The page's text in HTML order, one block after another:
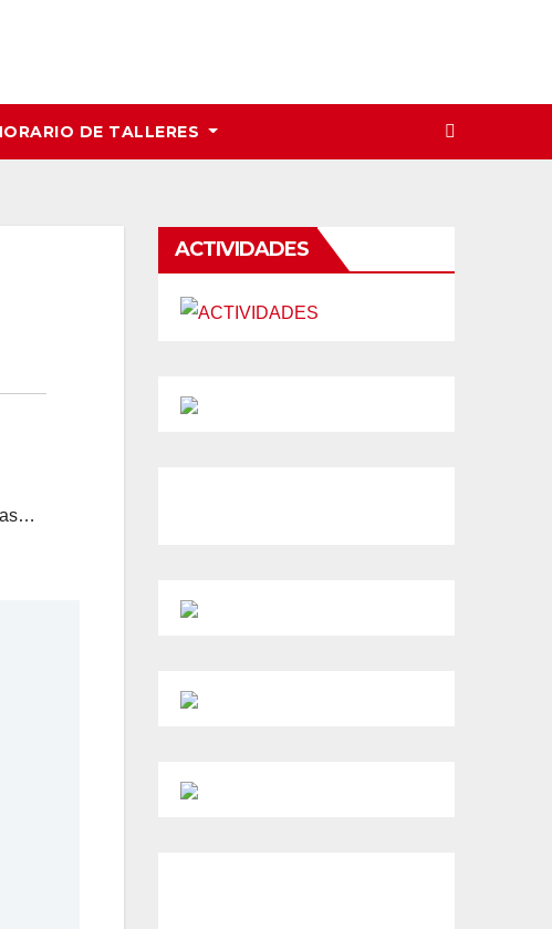
DE TALLERES
ACTIVIDADES